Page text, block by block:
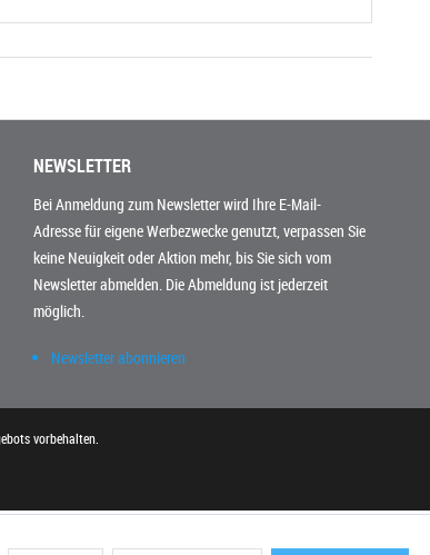
NEWSLETTER
Bei Anmeldung zum Newsletter wird Ihre E-Mail-
Adresse für eigene Werbezwecke genutzt, verpassen Sie
keine Neuigkeit oder Aktion mehr, bis Sie sich vom
Newsletter abmelden. Die Abmeldung ist jederzeit
möglich.
Newsletter abonnieren
vorbehalten.